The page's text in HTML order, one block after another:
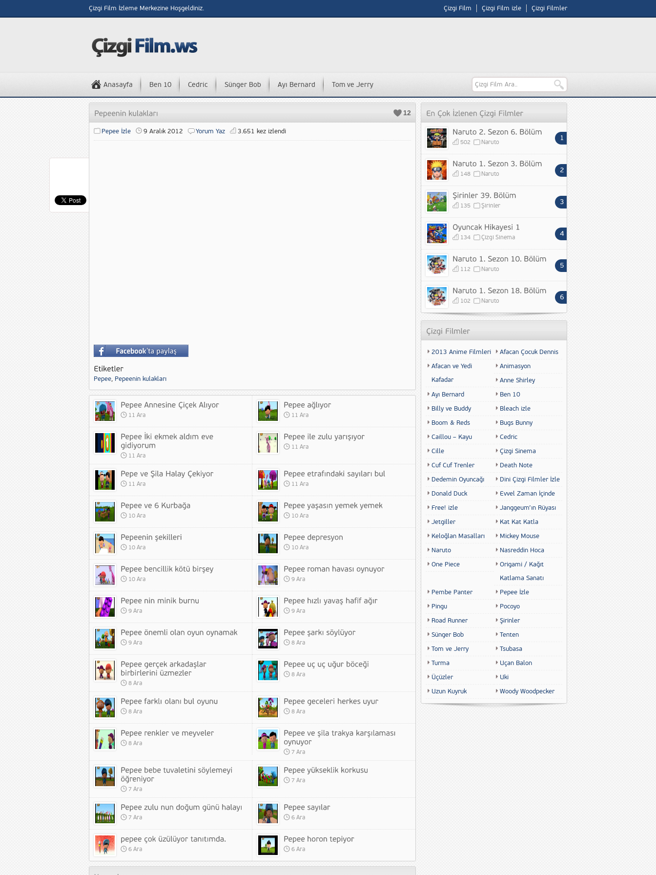
Çizgi Film İzleme Merkezine Hoşgeldiniz. Çizgi Film Çizgi Film izle Çizgi Filmler
Anasayfa Ben 10 Cedric Sünger Bob Ayı Bernard Tom ve Jerry
12
Pepee İzle 9 Aralık 2012 Yorum Yaz 3.651 kez izlendi
Pepee, Pepeenin kulakları
11 Ara 11 Ara
11 Ara
11 Ara
11 Ara 11 Ara
10 Ara 10 Ara
10 Ara 10 Ara
10 Ara 9 Ara
9 Ara 9 Ara
9 Ara 8 Ara
8 Ara
8 Ara
8 Ara 8 Ara
8 Ara
7 Ara
7 Ara
7 Ara
7 Ara 6 Ara
6 Ara 6 Ara
502 Naruto
148 Naruto
135 Şirinler
134 Çizgi Sinema
112 Naruto
102 Naruto
2013 Anime Filmleri
Afacan Çocuk Dennis
Afacan ve Yedi
Kafadar
Animasyon
Anne Shirley
Ayı Bernard
Ben 10
Billy ve Buddy
Bleach izle
Boom & Reds
Bugs Bunny
Caillou – Kayu
Cedric
Cille
Çizgi Sinema
Cuf Cuf Trenler
Death Note
Dedemin Oyuncağı
Dini Çizgi Filmler İzle
Donald Duck
Evvel Zaman İçinde
Free! izle
Janggeum’ın Rüyası
Jetgiller
Kat Kat Katla
Keloğlan Masalları
Mickey Mouse
Naruto
Nasreddin Hoca
One Piece
Origami / Kağıt
Katlama Sanatı
Pembe Panter
Pepee İzle
Pingu
Pocoyo
Road Runner
Şirinler
Sünger Bob
Tenten
Tom ve Jerry
Tsubasa
Turma
Uçan Balon
Üçüzler
Uki
Uzun Kuyruk
Woody Woodpecker